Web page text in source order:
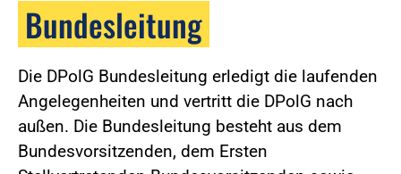
Bundesleitung
Die DPolG Bundesleitung erledigt die laufenden
Angelegenheiten und vertritt die DPolG nach
außen. Die Bundesleitung besteht aus dem
Bundesvorsitzenden, dem Ersten